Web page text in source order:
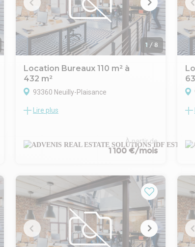
1 / 8
Location Bureaux 110 m² à
432 m²
93360 Neuilly-Plaisance
ADVENIS CONSEIL vous propose à la
110 m² et 216 m² environ en plein coeur de
la zone des Renouillères à Neuilly
du RER de Neuilly plaisance (Ligne A) et
bus à proximité
Disponibilité : immédiate.
Ce Programme d'activités et de bureaux
est constitué de deux bâtiments en R 1 de
construction bardage double peau.
- Type de bail : Commercial
Lire plus
À partir de
1 100 €/mois